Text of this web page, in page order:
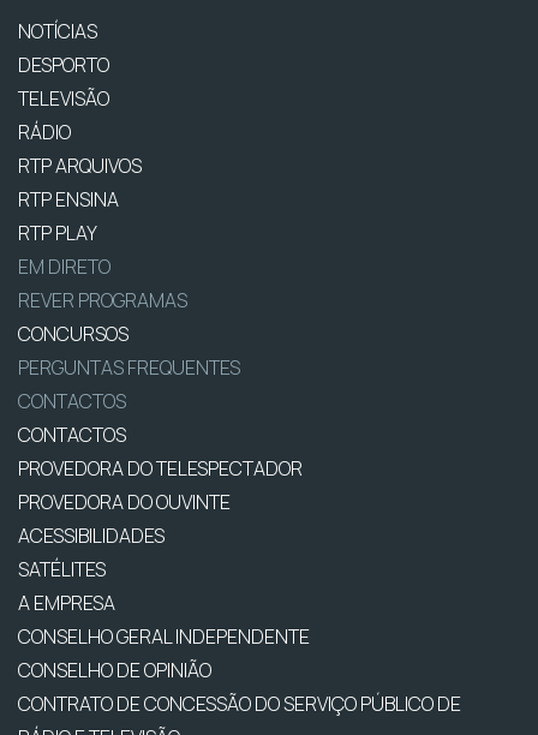
NOTÍCIAS
DESPORTO
TELEVISÃO
RÁDIO
RTP ARQUIVOS
RTP ENSINA
RTP PLAY
EM DIRETO
REVER PROGRAMAS
CONCURSOS
PERGUNTAS FREQUENTES
CONTACTOS
CONTACTOS
PROVEDORA DO TELESPECTADOR
PROVEDORA DO OUVINTE
ACESSIBILIDADES
SATÉLITES
A EMPRESA
CONSELHO GERAL INDEPENDENTE
CONSELHO DE OPINIÃO
CONTRATO DE CONCESSÃO DO SERVIÇO PÚBLICO DE